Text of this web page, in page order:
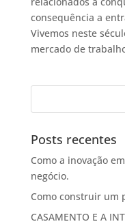
consequência a
Vivemos neste
mercado de
Posts recentes
Como a inovação
negócio.
Como construir um
CASAMENTO E A